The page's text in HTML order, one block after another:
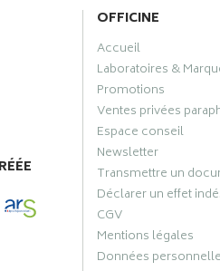
OFFICINE
Accueil
Laboratoires &
Promotions
Ventes privées
Espace conseil
Newsletter
Transmettre un
Déclarer un effet
CGV
Mentions légales
Données